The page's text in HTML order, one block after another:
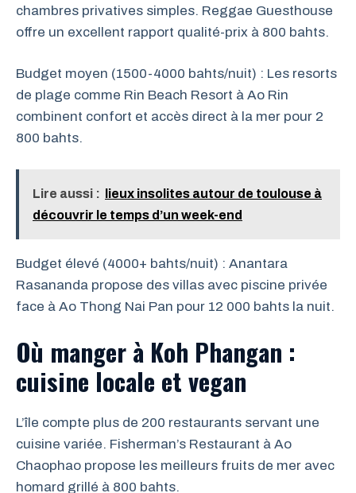
chambres privatives simples. Reggae Guesthouse
offre un excellent rapport qualité-prix à 800 bahts.
Budget moyen (1500-4000 bahts/nuit) : Les resorts
de plage comme Rin Beach Resort à Ao Rin
combinent confort et accès direct à la mer pour 2
800 bahts.
Lire aussi :
lieux insolites autour de toulouse à
découvrir le temps d’un week-end
Budget élevé (4000+ bahts/nuit) : Anantara
Rasananda propose des villas avec piscine privée
face à Ao Thong Nai Pan pour 12 000 bahts la nuit.
Où manger à Koh Phangan :
cuisine locale et vegan
L’île compte plus de 200 restaurants servant une
cuisine variée. Fisherman’s Restaurant à Ao
Chaophao propose les meilleurs fruits de mer avec
homard grillé à 800 bahts.